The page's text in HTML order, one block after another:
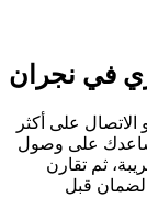
في نجران
على أكثر
على وصول
ثم تقارن
قبل